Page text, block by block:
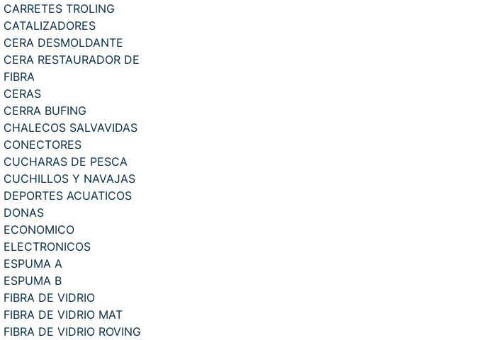
CARRETES TROLING
CATALIZADORES
CERA DESMOLDANTE
CERA RESTAURADOR DE
FIBRA
CERAS
CERRA BUFING
CHALECOS SALVAVIDAS
CONECTORES
CUCHARAS DE PESCA
CUCHILLOS Y NAVAJAS
DEPORTES ACUATICOS
DONAS
ECONOMICO
ELECTRONICOS
ESPUMA A
ESPUMA B
FIBRA DE VIDRIO
FIBRA DE VIDRIO MAT
FIBRA DE VIDRIO ROVING